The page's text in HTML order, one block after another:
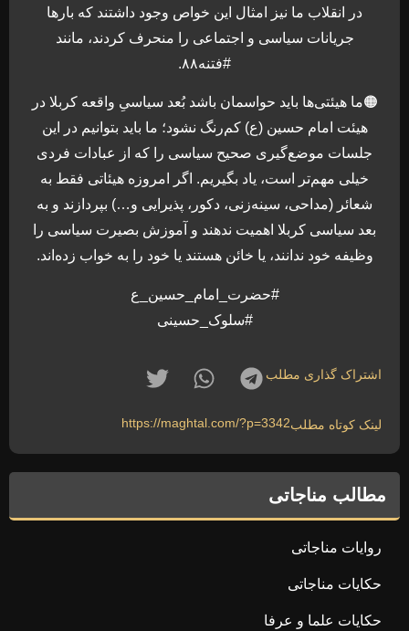
مطالب مناجاتی
روایات مناجاتی
حکایات مناجاتی
حکایات علما و عرفا
در انقلاب ما نیز امثال این خواص وجود داشتند که بارها
جریانات سیاسی و اجتماعی را منحرف کردند، مانند
#فتنه۸۸.
🟠ما هیئتی‌ها باید حواسمان باشد بُعد سیاسیِ واقعه کربلا در
هیئت امام حسین (ع) کم‌رنگ نشود؛ ما باید بتوانیم در این
جلسات موضع‌گیری صحیح سیاسی را که از عبادات فردی
خیلی مهم‌تر است، یاد بگیریم. اگر امروزه هیئاتی فقط به
شعائر (مداحی، سینه‌زنی، دکور، پذیرایی و…) بپردازند و به
بعد سیاسی کربلا اهمیت ندهند و آموزش بصیرت سیاسی را
وظیفه خود ندانند، یا خائن هستند یا خود را به خواب زده‌اند.
#حضرت_امام_حسین_ع
#سلوک_حسینی
اشتراک گذاری مطلب
لینک کوتاه مطلبhttps://maghtal.com/?p=3342